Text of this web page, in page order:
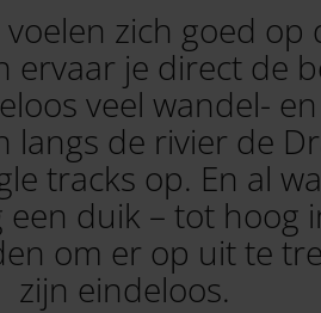
zich goed op
ervaar je direct de
veel wandel-
langs de rivier de
tracks op. En al
duik – tot hoog
om er op uit te
zijn eindeloos.